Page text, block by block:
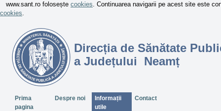
www.sant.ro folosește cookies. Continuarea navigarii pe acest site este
cookies.
Direcția de Sănătate
a Județului Neamț
SectiuniPrima
pagina
Despre noi
Informații
utile
Contact